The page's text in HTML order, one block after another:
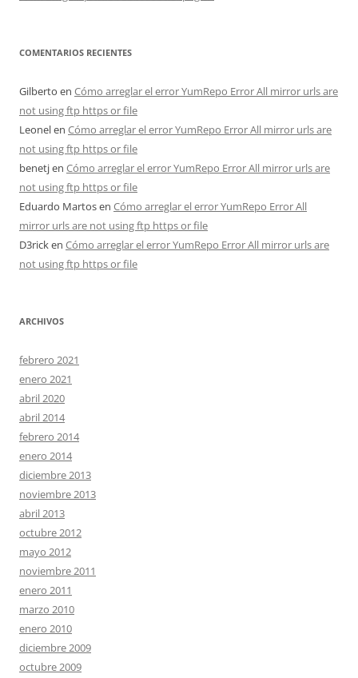
COMENTARIOS RECIENTES
Gilberto en Cómo arreglar el error YumRepo Error All mirror urls are
not using ftp https or file
Leonelen Cómo arreglar el error YumRepo Error All mirror urls are
not using ftp https or file
benetjen Cómo arreglar el error YumRepo Error All mirror urls are
not using ftp https or file
Eduardo Martosen Cómo arreglar el error YumRepo Error All
mirror urls are not using ftp https or file
D3ricken Cómo arreglar el error YumRepo Error All mirror urls are
not using ftp https or file
ARCHIVOS
febrero 2021
enero 2021
abril 2020
abril 2014
febrero 2014
enero 2014
diciembre 2013
noviembre 2013
abril 2013
octubre 2012
mayo 2012
noviembre 2011
enero 2011
marzo 2010
enero 2010
diciembre 2009
octubre 2009